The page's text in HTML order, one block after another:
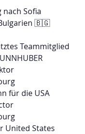
nach Sofia
🇧🇬
Teammitglied
für die USA
United States